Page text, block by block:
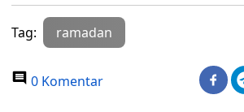
Tag: ramadan
0 Komentar